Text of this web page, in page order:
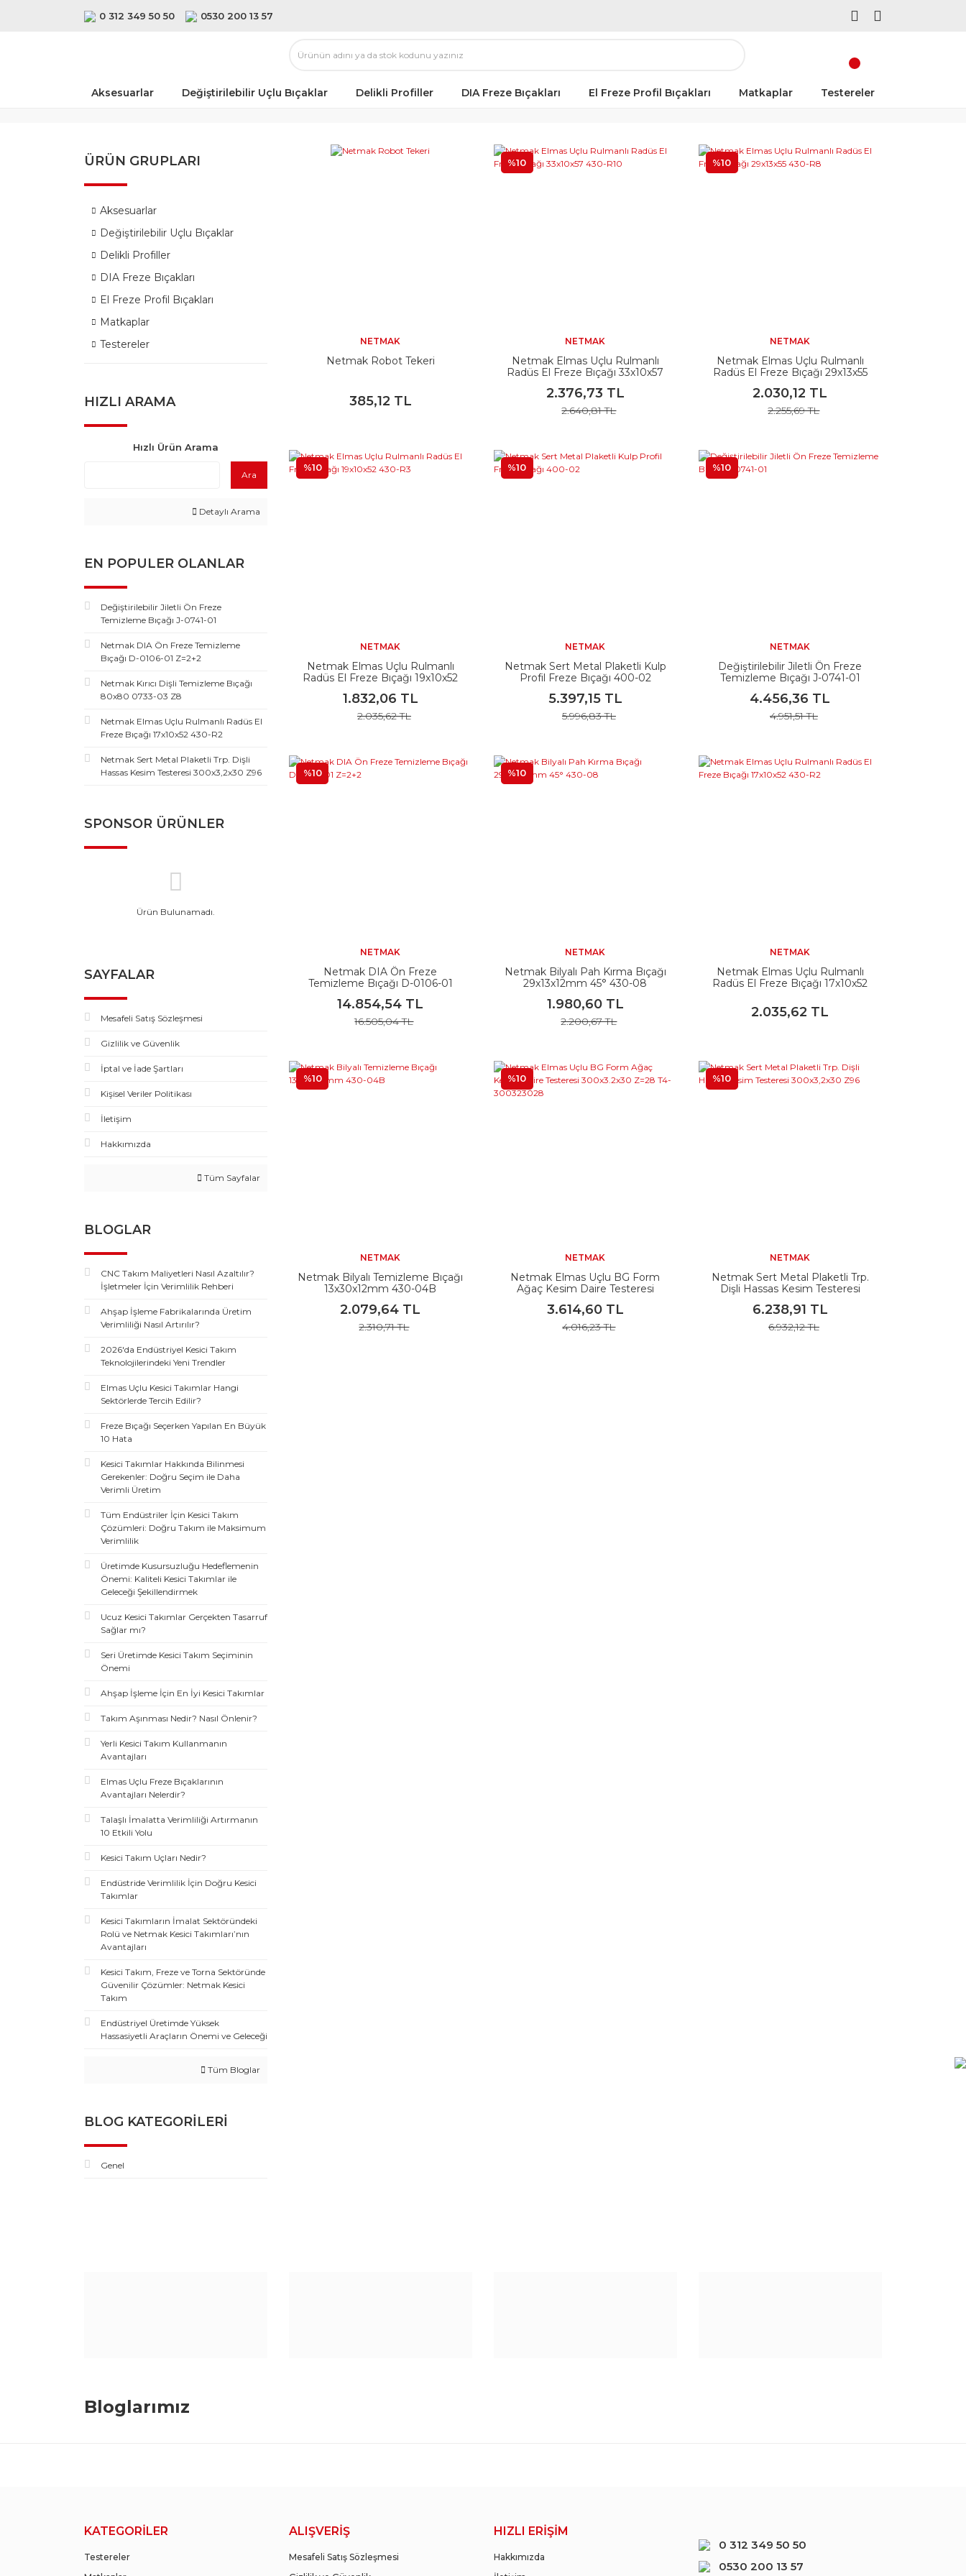
0 312 349 50 50 0530 200 13 57
Aksesuarlar Değiştirilebilir Uçlu Bıçaklar Delikli Profiller DIA Freze Bıçakları El Freze Profil Bıçakları Matkaplar Testereler
ÜRÜN GRUPLARI
Aksesuarlar
Değiştirilebilir Uçlu Bıçaklar
Delikli Profiller
DIA Freze Bıçakları
El Freze Profil Bıçakları
Matkaplar
Testereler
HIZLI ARAMA
Hızlı Ürün Arama
Ara
Detaylı Arama
EN POPULER OLANLAR
Değiştirilebilir Jiletli Ön Freze
Temizleme Bıçağı J-0741-01
Netmak DIA Ön Freze Temizleme
Bıçağı D-0106-01 Z=2+2
Netmak Kırıcı Dişli Temizleme Bıçağı
80x80 0733-03 Z8
Netmak Elmas Uçlu Rulmanlı Radüs El
Freze Bıçağı 17x10x52 430-R2
Netmak Sert Metal Plaketli Trp. Dişli
Hassas Kesim Testeresi 300x3,2x30 Z96
SPONSOR ÜRÜNLER
Ürün Bulunamadı.
SAYFALAR
Mesafeli Satış Sözleşmesi
Gizlilik ve Güvenlik
İptal ve İade Şartları
Kişisel Veriler Politikası
İletişim
Hakkımızda
Tüm Sayfalar
BLOGLAR
CNC Takım Maliyetleri Nasıl Azaltılır?
İşletmeler İçin Verimlilik Rehberi
Ahşap İşleme Fabrikalarında Üretim
Verimliliği Nasıl Artırılır?
2026'da Endüstriyel Kesici Takım
Teknolojilerindeki Yeni Trendler
Elmas Uçlu Kesici Takımlar Hangi
Sektörlerde Tercih Edilir?
Freze Bıçağı Seçerken Yapılan En Büyük
10 Hata
Kesici Takımlar Hakkında Bilinmesi
Gerekenler: Doğru Seçim ile Daha
Verimli Üretim
Tüm Endüstriler İçin Kesici Takım
Çözümleri: Doğru Takım ile Maksimum
Verimlilik
Üretimde Kusursuzluğu Hedeflemenin
Önemi: Kaliteli Kesici Takımlar ile
Geleceği Şekillendirmek
Ucuz Kesici Takımlar Gerçekten Tasarruf
Sağlar mı?
Seri Üretimde Kesici Takım Seçiminin
Önemi
Ahşap İşleme İçin En İyi Kesici Takımlar
Takım Aşınması Nedir? Nasıl Önlenir?
Yerli Kesici Takım Kullanmanın
Avantajları
Elmas Uçlu Freze Bıçaklarının
Avantajları Nelerdir?
Talaşlı İmalatta Verimliliği Artırmanın
10 Etkili Yolu
Kesici Takım Uçları Nedir?
Endüstride Verimlilik İçin Doğru Kesici
Takımlar
Kesici Takımların İmalat Sektöründeki
Rolü ve Netmak Kesici Takımları’nın
Avantajları
Kesici Takım, Freze ve Torna Sektöründe
Güvenilir Çözümler: Netmak Kesici
Takım
Endüstriyel Üretimde Yüksek
Hassasiyetli Araçların Önemi ve Geleceği
Tüm Bloglar
BLOG KATEGORILERI
Genel
NETMAK
Netmak Robot Tekeri
385,12 TL
%10
NETMAK
Netmak Elmas Uçlu Rulmanlı
Radüs El Freze Bıçağı 33x10x57
2.376,73 TL
2.640,81 TL
%10
NETMAK
Netmak Elmas Uçlu Rulmanlı
Radüs El Freze Bıçağı 29x13x55
2.030,12 TL
2.255,69 TL
%10
NETMAK
Netmak Elmas Uçlu Rulmanlı
Radüs El Freze Bıçağı 19x10x52
1.832,06 TL
2.035,62 TL
%10
NETMAK
Netmak Sert Metal Plaketli Kulp
Profil Freze Bıçağı 400-02
5.397,15 TL
5.996,83 TL
%10
NETMAK
Değiştirilebilir Jiletli Ön Freze
Temizleme Bıçağı J-0741-01
4.456,36 TL
4.951,51 TL
%10
NETMAK
Netmak DIA Ön Freze
Temizleme Bıçağı D-0106-01
14.854,54 TL
16.505,04 TL
%10
NETMAK
Netmak Bilyalı Pah Kırma Bıçağı
29x13x12mm 45° 430-08
1.980,60 TL
2.200,67 TL
NETMAK
Netmak Elmas Uçlu Rulmanlı
Radüs El Freze Bıçağı 17x10x52
2.035,62 TL
%10
NETMAK
Netmak Bilyalı Temizleme Bıçağı
13x30x12mm 430-04B
2.079,64 TL
2.310,71 TL
%10
NETMAK
Netmak Elmas Uçlu BG Form
Ağaç Kesim Daire Testeresi
3.614,60 TL
4.016,23 TL
%10
NETMAK
Netmak Sert Metal Plaketli Trp.
Dişli Hassas Kesim Testeresi
6.238,91 TL
6.932,12 TL
Bloglarımız
Devamını Oku 06-08-2026
KATEGORİLER
Testereler
ALIŞVERİŞ
Mesafeli Satış Sözleşmesi
HIZLI ERİŞİM
Hakkımızda
0 312 349 50 50
0530 200 13 57